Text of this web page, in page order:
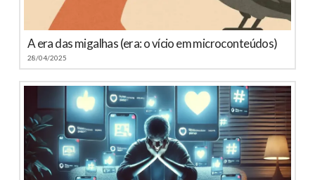
A era das migalhas (era: o vício em microconteúdos)
28/04/2025